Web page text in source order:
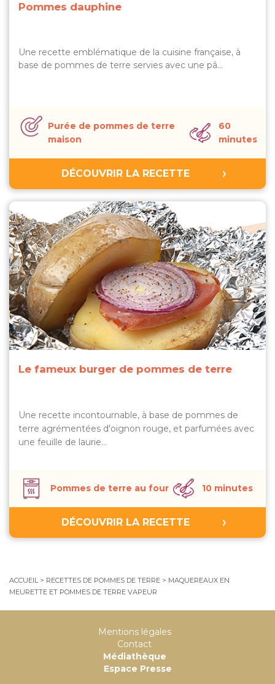
Pommes dauphine
Une recette emblématique de la cuisine française, à
base de pommes de terre servies avec une pâ…
Purée de pommes de terre
maison
60
minutes
DÉCOUVRIR LA RECETTE
Le fameux burger de pommes de terre
Une recette incontournable, à base de pommes de
terre agrémentées d'oignon rouge, et parfumées avec
une feuille de laurie…
Pommes de terre au four 10 minutes
DÉCOUVRIR LA RECETTE
ACCUEIL> RECETTES DE POMMES DE TERRE > MAQUEREAUX EN
MEURETTE ET POMMES DE TERRE VAPEUR
Mentions légales
Contact
Médiathèque
Espace Presse